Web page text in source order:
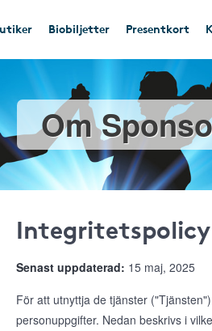
Biobiljetter Presentkort
Om
Senast uppdaterad: 15 maj, 2025
För att utnyttja de tjänster
personuppgifter. Nedan beskrivs i